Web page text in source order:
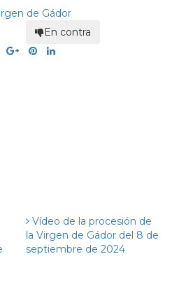
de Gádor
En contra
Vídeo de la procesión de
la Virgen de Gádor del 8 de
septiembre de 2024